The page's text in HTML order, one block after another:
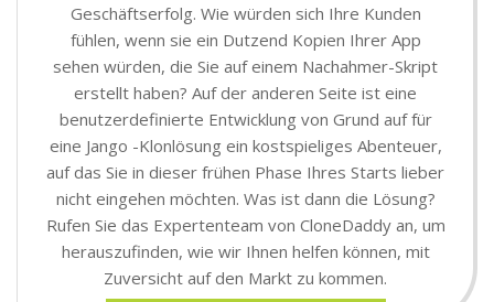
Geschäftserfolg. Wie würden sich Ihre Kunden
fühlen, wenn sie ein Dutzend Kopien Ihrer App
sehen würden, die Sie auf einem Nachahmer-Skript
erstellt haben? Auf der anderen Seite ist eine
benutzerdefinierte Entwicklung von Grund auf für
eine Jango -Klonlösung ein kostspieliges Abenteuer,
auf das Sie in dieser frühen Phase Ihres Starts lieber
nicht eingehen möchten. Was ist dann die Lösung?
Rufen Sie das Expertenteam von CloneDaddy an, um
herauszufinden, wie wir Ihnen helfen können, mit
Zuversicht auf den Markt zu kommen.